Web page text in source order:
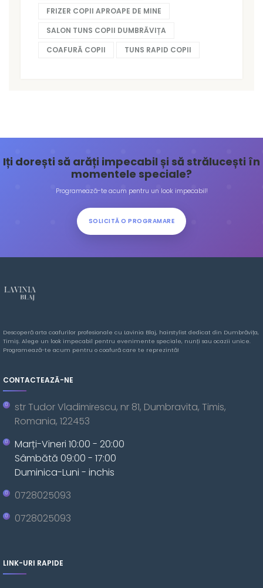
FRIZER COPII APROAPE DE MINE
SALON TUNS COPII DUMBRĂVIȚA
COAFURĂ COPII
TUNS RAPID COPII
Iți dorești să arăți impecabil și să strălucești în
momentele speciale?
Programează-te acum pentru un look impecabil!
SOLICITĂ O PROGRAMARE
Descoperă arta coafurilor profesionale cu Lavinia Blaj, hairstylist dedicat din Dumbrăvița,
Timiș. Alege un look impecabil pentru evenimente speciale, nunți sau ocazii unice.
Programează-te acum pentru o coafură care te reprezintă!
CONTACTEAZĂ-NE
str Tudor Vladimirescu, nr 81, Dumbravita, Timis,
Romania, 122453
Marți-Vineri 10:00 - 20:00
Sâmbătă 09:00 - 17:00
Duminica-Luni - inchis
0728025093
0728025093
LINK-URI RAPIDE